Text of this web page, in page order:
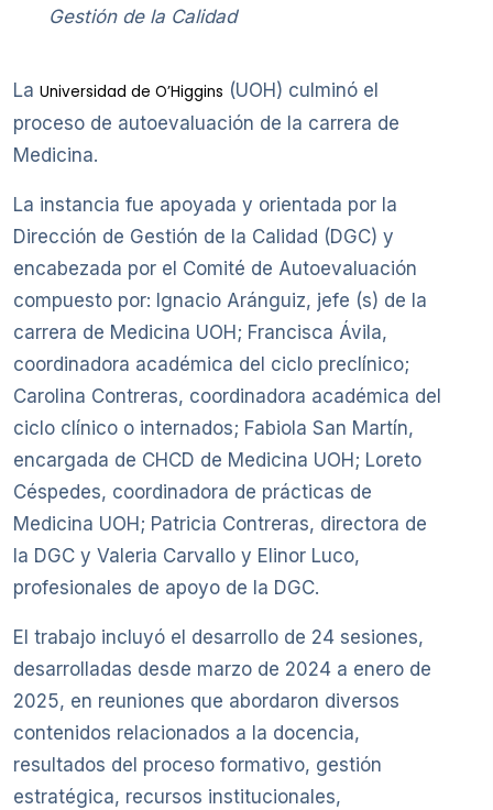
Gestión de la Calidad
La Universidad de O’Higgins (UOH) culminó el
proceso de autoevaluación de la carrera de
Medicina.
La instancia fue apoyada y orientada por la
Dirección de Gestión de la Calidad (DGC) y
encabezada por el Comité de Autoevaluación
compuesto por: Ignacio Aránguiz, jefe (s) de la
carrera de Medicina UOH; Francisca Ávila,
coordinadora académica del ciclo preclínico;
Carolina Contreras, coordinadora académica del
ciclo clínico o internados; Fabiola San Martín,
encargada de CHCD de Medicina UOH; Loreto
Céspedes, coordinadora de prácticas de
Medicina UOH; Patricia Contreras, directora de
la DGC y Valeria Carvallo y Elinor Luco,
profesionales de apoyo de la DGC.
El trabajo incluyó el desarrollo de 24 sesiones,
desarrolladas desde marzo de 2024 a enero de
2025, en reuniones que abordaron diversos
contenidos relacionados a la docencia,
resultados del proceso formativo, gestión
estratégica, recursos institucionales,